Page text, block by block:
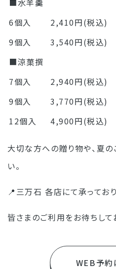
6個入
2,410円(税込)
9個入
3,540円(税込)
■涼菓撰
7個入
2,940円(税込)
9個入
3,770円(税込)
12個入
4,900円(税込)
大切な方への贈り物や、夏
い。
📍三万石 各店にて承っており
皆さまのご利用をお待ちして
WEB予約